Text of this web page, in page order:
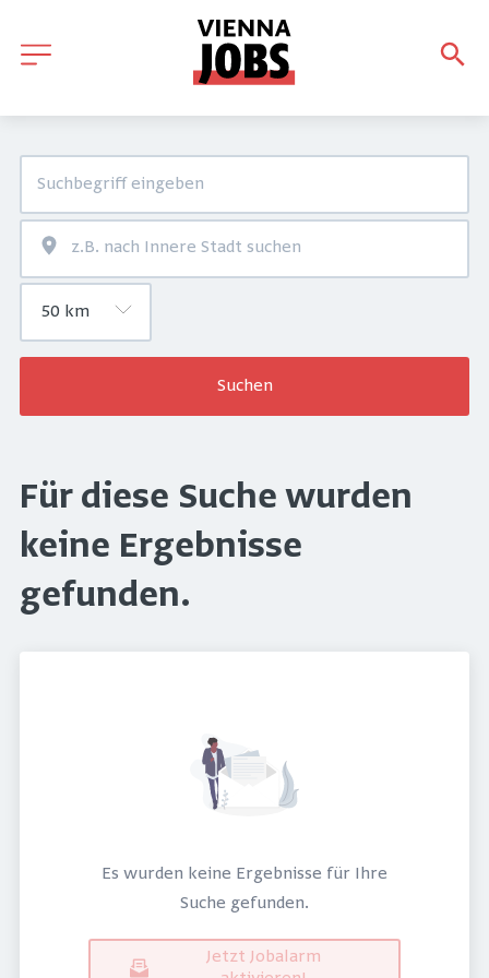
Suchen
Für diese Suche wurden
keine Ergebnisse
gefunden.
Es wurden keine Ergebnisse für Ihre
Suche gefunden.
Jetzt Jobalarm